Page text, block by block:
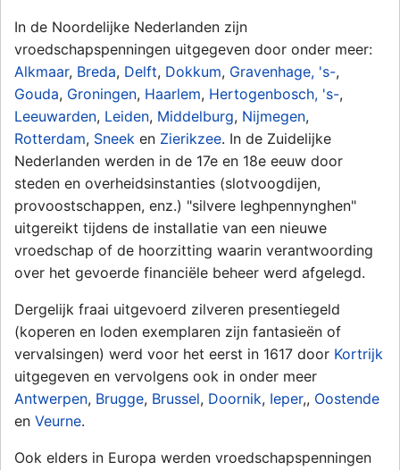
In de Noordelijke Nederlanden zijn
vroedschapspenningen uitgegeven door onder meer:
Alkmaar, Breda, Delft, Dokkum, Gravenhage, 's-,
Gouda, Groningen, Haarlem, Hertogenbosch, 's-,
Leeuwarden, Leiden, Middelburg, Nijmegen,
Rotterdam, Sneek en Zierikzee. In de Zuidelijke
Nederlanden werden in de 17e en 18e eeuw door
steden en overheidsinstanties (slotvoogdijen,
provoostschappen, enz.) "silvere leghpennynghen"
uitgereikt tijdens de installatie van een nieuwe
vroedschap of de hoorzitting waarin verantwoording
over het gevoerde financiële beheer werd afgelegd.
Dergelijk fraai uitgevoerd zilveren presentiegeld
(koperen en loden exemplaren zijn fantasieën of
vervalsingen) werd voor het eerst in 1617 door Kortrijk
uitgegeven en vervolgens ook in onder meer
Antwerpen, Brugge, Brussel, Doornik, Ieper,, Oostende
en Veurne.
Ook elders in Europa werden vroedschapspenningen